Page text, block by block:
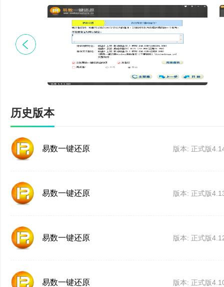
3、修正没有显示器
4、修正有些系统中安
历史版本
易数一键还原 版本: 正式版
易数一键还原 版本: 正式版
易数一键还原 版本: 正式版
易数一键还原 版本: 正式版